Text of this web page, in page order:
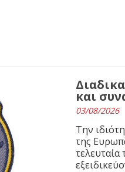
και
03/08/2026
Την
της
τελευταία